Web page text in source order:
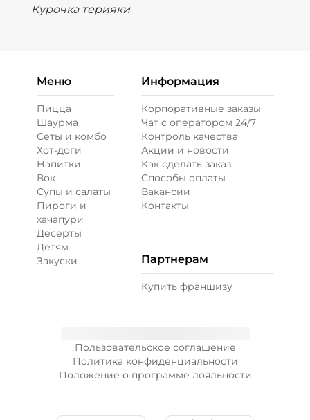
Курочка терияки
Пользовательское соглашение
Политика конфиденциальности
Положение о программе лояльности
Меню
Пицца
Шаурма
Сеты и комбо
Хот-доги
Напитки
Вок
Супы и салаты
Пироги и
хачапури
Десерты
Детям
Закуски
Информация
Корпоративные заказы
Чат с оператором 24/7
Контроль качества
Акции и новости
Как сделать заказ
Способы оплаты
Вакансии
Контакты
Партнерам
Купить франшизу